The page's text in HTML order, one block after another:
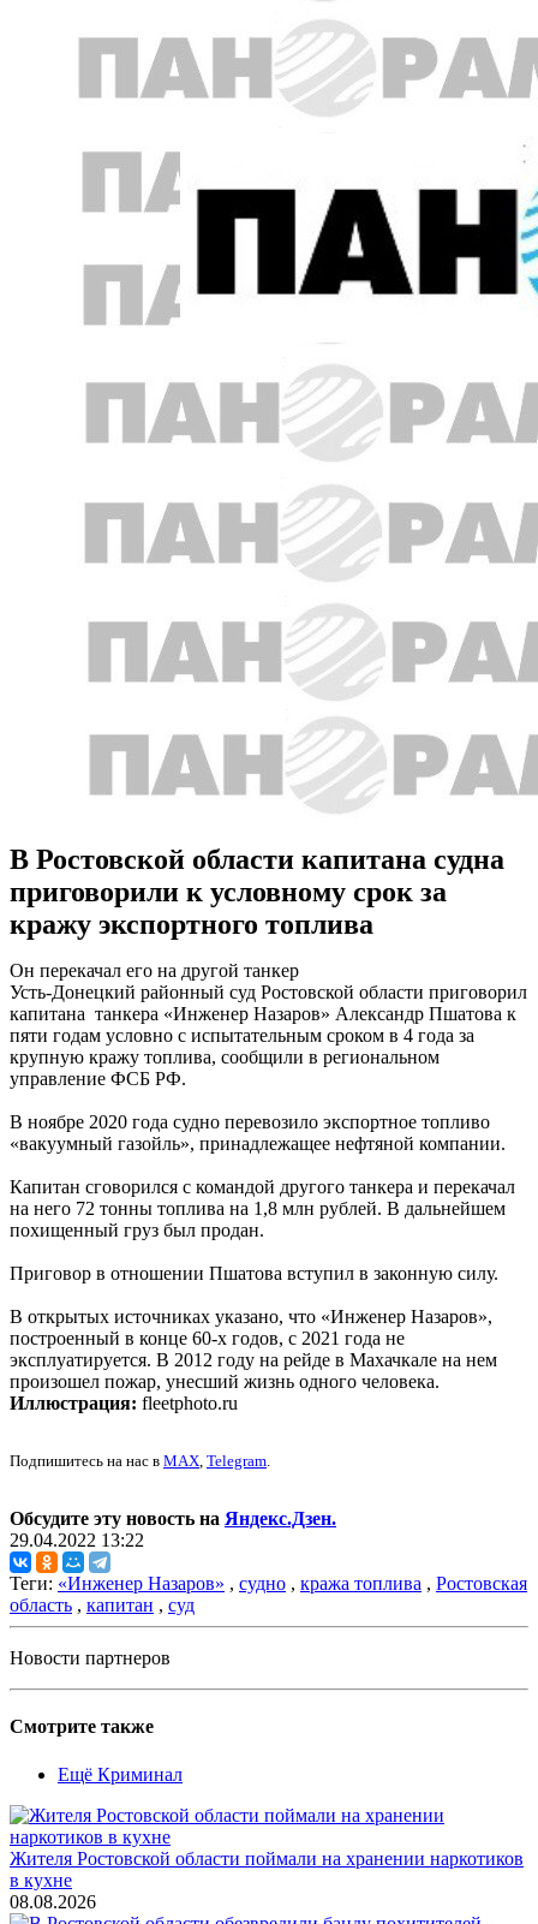
В Ростовской области капитана судна
приговорили к условному срок за
кражу экспортного топлива
Он перекачал его на другой танкер
Усть-Донецкий районный суд Ростовской области приговорил
капитана танкера «Инженер Назаров» Александр Пшатова к
пяти годам условно с испытательным сроком в 4 года за
крупную кражу топлива, сообщили в региональном
управление ФСБ РФ.
В ноябре 2020 года судно перевозило экспортное топливо
«вакуумный газойль», принадлежащее нефтяной компании.
Капитан сговорился с командой другого танкера и перекачал
на него 72 тонны топлива на 1,8 млн рублей. В дальнейшем
похищенный груз был продан.
Приговор в отношении Пшатова вступил в законную силу.
В открытых источниках указано, что «Инженер Назаров»,
построенный в конце 60-х годов, с 2021 года не
эксплуатируется. В 2012 году на рейде в Махачкале на нем
произошел пожар, унесший жизнь одного человека.
Иллюстрация: fleetphoto.ru
Подпишитесь на нас в MAX, Telegram.
Обсудите эту новость на Яндекс.Дзен.
29.04.2022 13:22
Теги: «Инженер Назаров» , судно , кража топлива , Ростовская
область , капитан , суд
Новости партнеров
Смотрите также
Ещё Криминал
Жителя Ростовской области поймали на хранении наркотиков
в кухне
08.08.2026